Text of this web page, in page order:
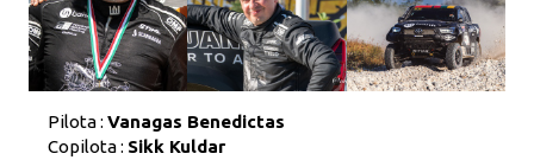
Pilota : Vanagas Benedictas
Copilota : Sikk Kuldar